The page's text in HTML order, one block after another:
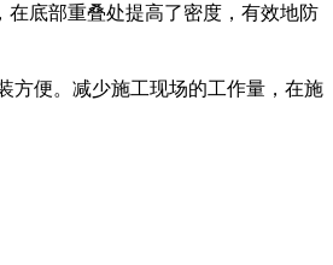
底部重叠处提高了密度，有效地防
方便。减少施工现场的工作量，在施